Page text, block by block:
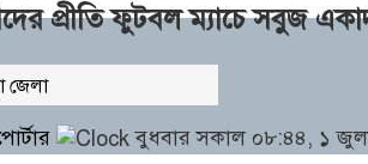
প্রীতি ফুটবল ম্যাচে সবুজ
জেলা
বুধবার সকাল ০৮:৪৪, ১